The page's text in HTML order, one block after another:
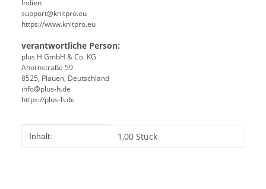
Indien
support@knitpro.eu
https://www.knitpro.eu
verantwortliche Person:
plus H GmbH & Co. KG
Ahornstraße 59
8525, Plauen, Deutschland
info@plus-h.de
https://plus-h.de
Produkteigenschaft
Wert
Inhalt: 1,00 Stück